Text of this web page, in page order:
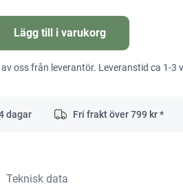
Lägg till i varukorg
oss från leverantör. Leveranstid ca 1-3
dagar Fri frakt över799 kr *
Teknisk data